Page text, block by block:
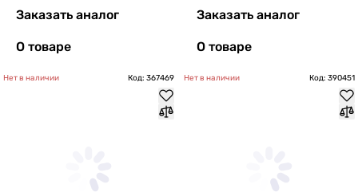
Заказать аналог
О товаре
Заказать аналог
О товаре
Нет в наличии Код: 367469 Нет в наличии Код: 390451